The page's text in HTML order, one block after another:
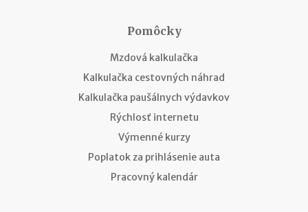
Pomôcky
Mzdová kalkulačka
Kalkulačka cestovných náhrad
Kalkulačka paušálnych výdavkov
Rýchlosť internetu
Výmenné kurzy
Poplatok za prihlásenie auta
Pracovný kalendár